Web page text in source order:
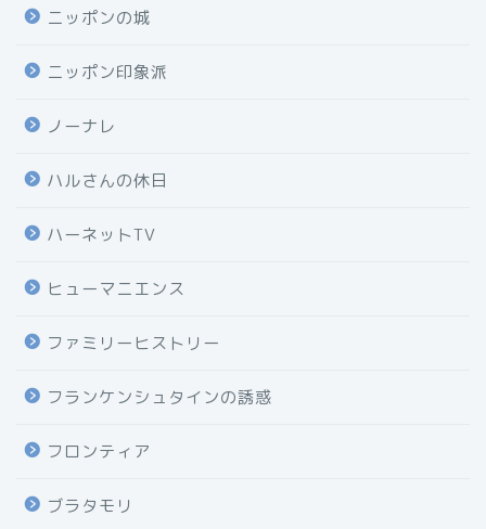
ニッポンの城
ニッポン印象派
ノーナレ
ハルさんの休日
ハーネットTV
ヒューマニエンス
ファミリーヒストリー
フランケンシュタインの誘惑
フロンティア
ブラタモリ